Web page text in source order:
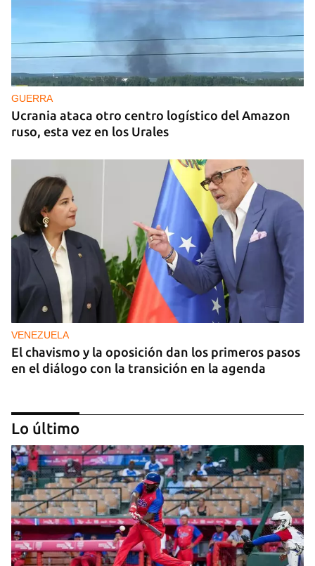
GUERRA
Ucrania ataca otro centro logístico del Amazon
ruso, esta vez en los Urales
VENEZUELA
El chavismo y la oposición dan los primeros pasos
en el diálogo con la transición en la agenda
Lo último